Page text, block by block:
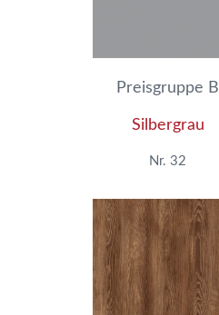
Preisgruppe B
Silbergrau
Nr. 32